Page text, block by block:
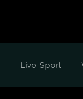
Live-Sport